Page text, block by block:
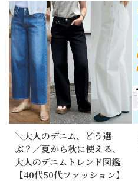
＼大人のデニム、どう選
ぶ？／夏から秋に使える、
大人のデニムトレンド図鑑
【40代50代ファッション】